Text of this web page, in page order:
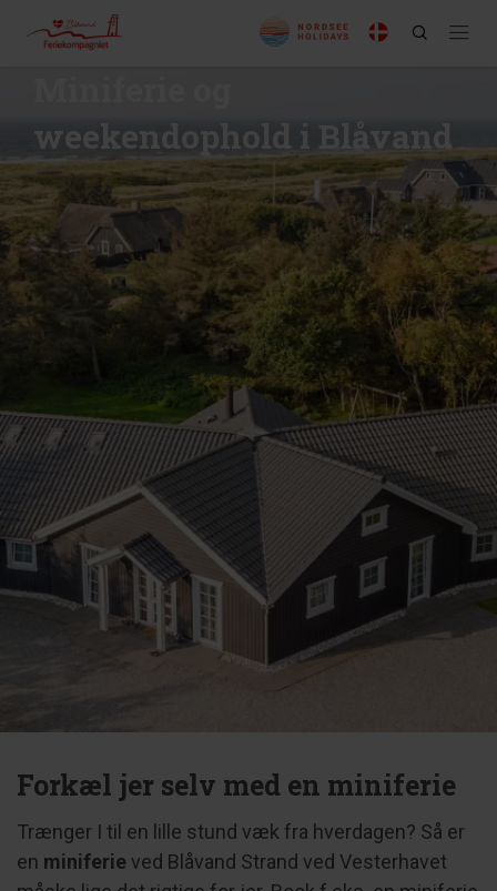
weekendophold i Blåvand
Forkæl jer selv med en miniferie
Trænger I til en lille stund væk fra hverdagen? Så er
en miniferieved Blåvand Strand ved Vesterhavet